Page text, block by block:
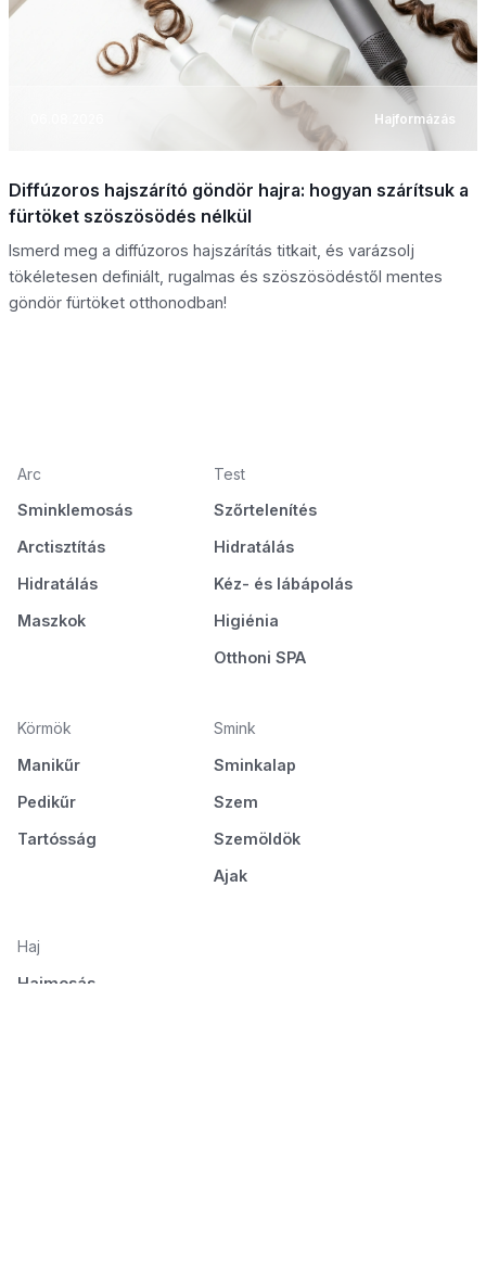
Hajformázás
Diffúzoros hajszárító göndör hajra: hogyan szárítsuk a
fürtöket szöszösödés nélkül
Ismerd meg a diffúzoros hajszárítás titkait, és varázsolj
tökéletesen definiált, rugalmas és szöszösödéstől mentes
göndör fürtöket otthonodban!
Arc
Sminklemosás
Arctisztítás
Hidratálás
Maszkok
Test
Szőrtelenítés
Hidratálás
Kéz- és lábápolás
Higiénia
Otthoni SPA
Körmök
Manikűr
Pedikűr
Tartósság
Smink
Sminkalap
Szem
Szemöldök
Ajak
Haj
Hajmosás